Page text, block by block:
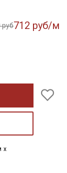
руб712 руб/м
x